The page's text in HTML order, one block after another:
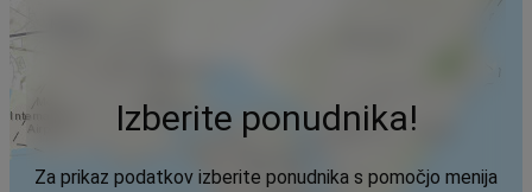
Izberite ponudnika!
Za prikaz podatkov izberite ponudnika s pomočjo menija